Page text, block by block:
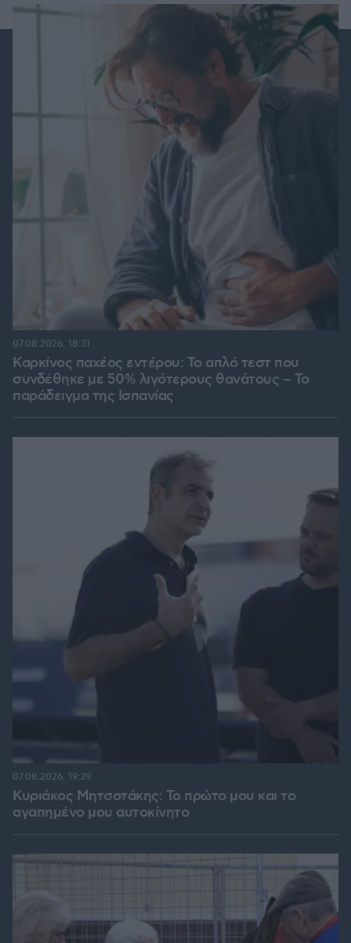
Καρκίνος παχέος εντέρου: Το απλό τεστ που
συνδέθηκε με 50% λιγότερους θανάτους – Το
παράδειγμα της Ισπανίας
07.08.2026, 18:31
Κυριάκος Μητσοτάκης: Το πρώτο μου και το
αγαπημένο μου αυτοκίνητο
07.08.2026, 19:39